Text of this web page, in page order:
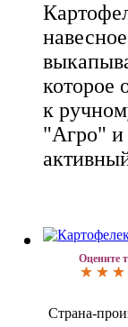
которое
к
"Агро" и
Оцените
Страна-